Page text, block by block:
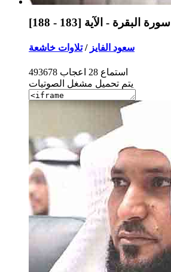
سورة البقرة - الآية [183 - 188]
سعود الفايز /تلاوات خاشعة
493678 استماع 28 اعجاب
يتم تحميل مشغل الصوتيات